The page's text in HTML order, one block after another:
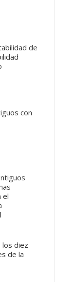
de
con
el
los diez
de la